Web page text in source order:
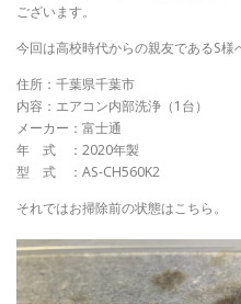
ございます。
今回は高校時代からの親友であるS様
住所：千葉県千葉市
内容：エアコン内部洗浄（1台）
メーカー：富士通
年 式 ：2020年製
型 式 ：AS-CH560K2
それではお掃除前の状態はこちら。